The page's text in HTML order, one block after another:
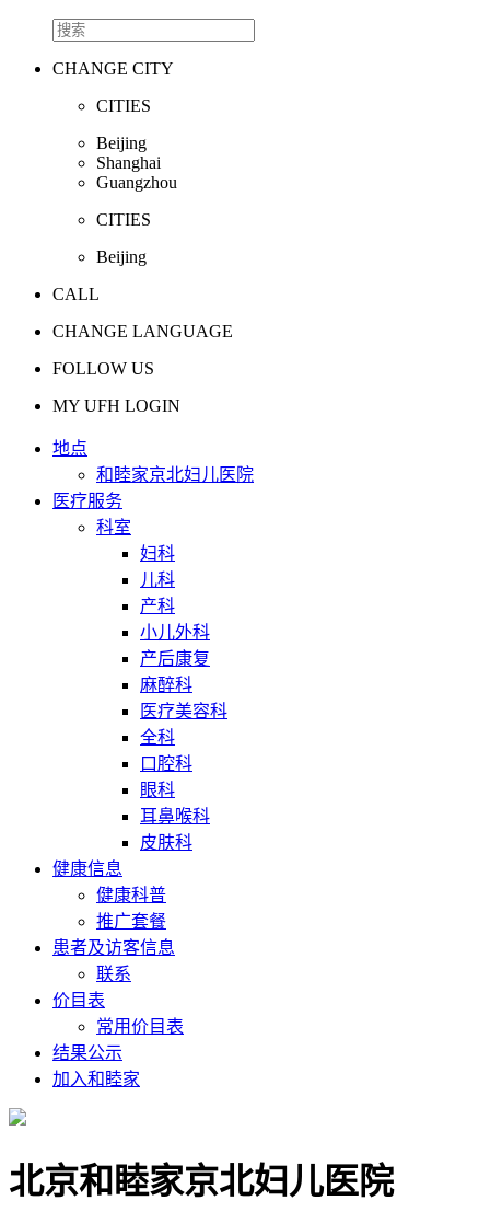
CHANGE CITY
CITIES
Beijing
Shanghai
Guangzhou
CITIES
Beijing
CALL
CHANGE LANGUAGE
FOLLOW US
MY UFH LOGIN
地点
和睦家京北妇儿医院
医疗服务
科室
妇科
儿科
产科
小儿外科
产后康复
麻醉科
医疗美容科
全科
口腔科
眼科
耳鼻喉科
皮肤科
健康信息
健康科普
推广套餐
患者及访客信息
联系
价目表
常用价目表
结果公示
加入和睦家
北京和睦家京北妇儿医院